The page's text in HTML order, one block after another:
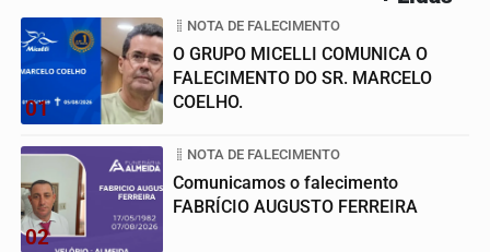
01
NOTA DE FALECIMENTO
O GRUPO MICELLI COMUNICA O
FALECIMENTO DO SR. MARCELO
COELHO.
02
NOTA DE FALECIMENTO
Comunicamos o falecimento
FABRÍCIO AUGUSTO FERREIRA